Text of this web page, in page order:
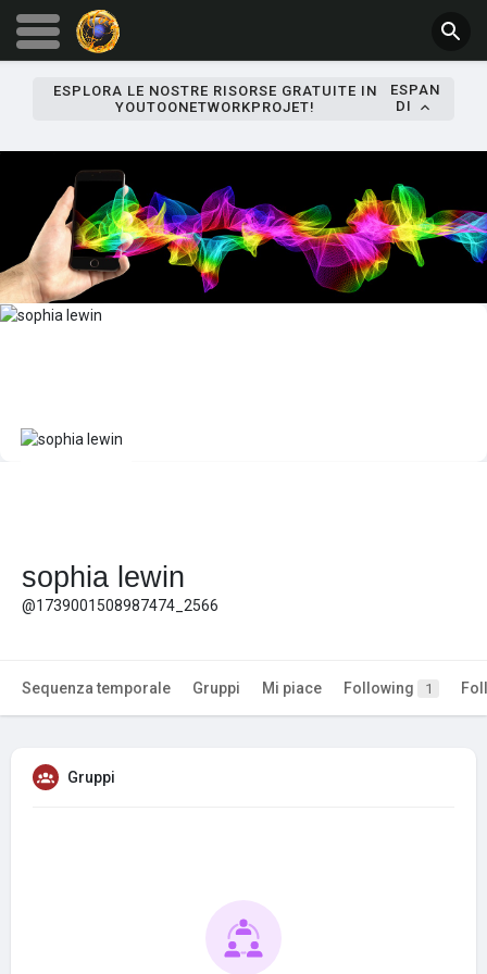
ESPLORA LE NOSTRE RISORSE GRATUITE IN
YOUTOONETWORKPROJET!
ESPAN
DI
sophia lewin
@1739001508987474_2566
Sequenza temporale Gruppi Mi piace Following 1
Gruppi